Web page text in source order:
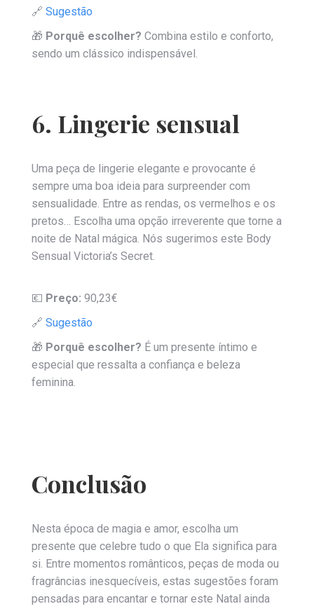
🔗 Sugestão
🎁 Porquê escolher? Combina estilo e conforto,
sendo um clássico indispensável.
6. Lingerie sensual
Uma peça de lingerie elegante e provocante é
sempre uma boa ideia para surpreender com
sensualidade. Entre as rendas, os vermelhos e os
pretos… Escolha uma opção irreverente que torne a
noite de Natal mágica. Nós sugerimos este Body
Sensual Victoria’s Secret.
💶 Preço: 90,23€
🔗 Sugestão
🎁 Porquê escolher? É um presente íntimo e
especial que ressalta a confiança e beleza
feminina.
Conclusão
Nesta época de magia e amor, escolha um
presente que celebre tudo o que Ela significa para
si. Entre momentos românticos, peças de moda ou
fragrâncias inesquecíveis, estas sugestões foram
pensadas para encantar e tornar este Natal ainda